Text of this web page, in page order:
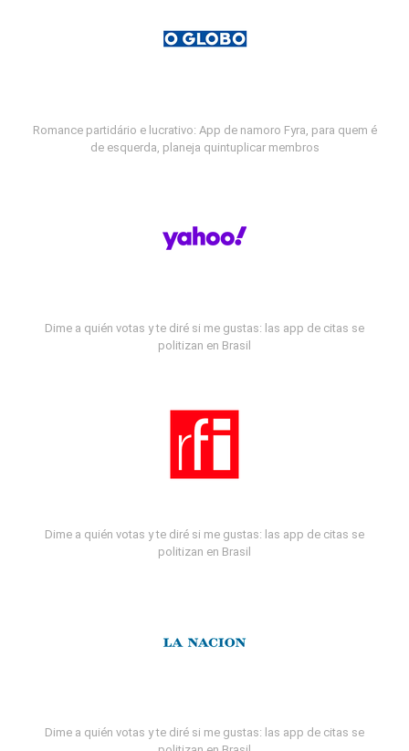
Romance partidário e lucrativo: App de namoro Fyra, para quem é
de esquerda, planeja quintuplicar membros
Dime a quién votas y te diré si me gustas: las app de citas se
politizan en Brasil
Dime a quién votas y te diré si me gustas: las app de citas se
politizan en Brasil
Dime a quién votas y te diré si me gustas: las app de citas se